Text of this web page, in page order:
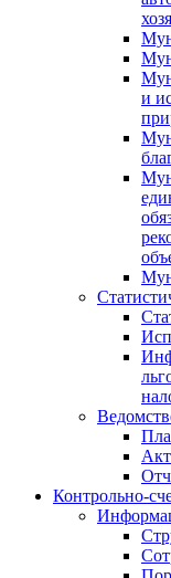
и
Контрольно-